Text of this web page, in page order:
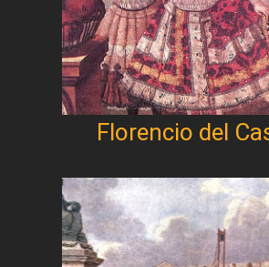
Florencio del